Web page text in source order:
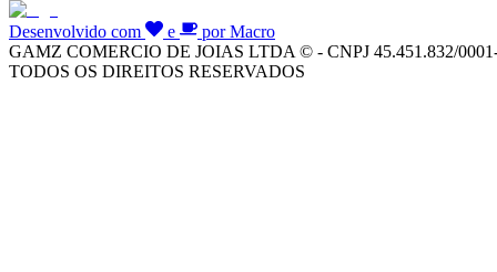
Desenvolvido com e
por Macro
GAMZ COMERCIO DE JOIAS LTDA © - CNPJ 45.451.832/
TODOS OS DIREITOS RESERVADOS